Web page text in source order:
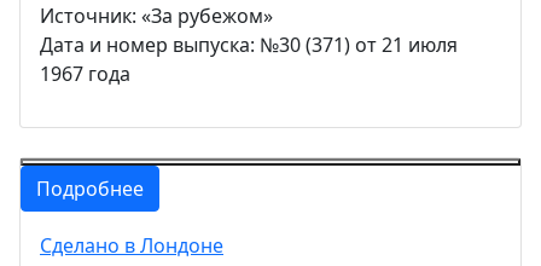
Источник: «За рубежом»
Дата и номер выпуска: №30 (371) от 21 июля
1967 года
Подробнее
Сделано в Лондоне